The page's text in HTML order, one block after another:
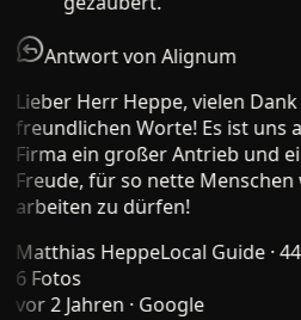
Antwort von Alignum
Lieber Herr Heppe, vielen
freundlichen Worte! Es ist uns
Firma ein großer Antrieb und
Freude, für so nette Menschen
arbeiten zu dürfen!
Matthias HeppeLocal Guide · 44
6 Fotos
vor 2 Jahren· Google